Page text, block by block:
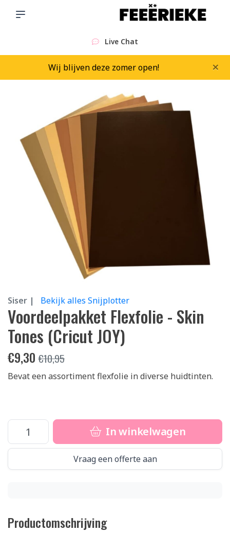
Live Chat
Wij blijven deze zomer open! ×
Siser | Bekijk alles Snijplotter
Voordeelpakket Flexfolie - Skin
Tones (Cricut JOY)
€9,30 €10,95
Bevat een assortiment flexfolie in diverse huidtinten.
In winkelwagen
Vraag een offerte aan
Productomschrijving